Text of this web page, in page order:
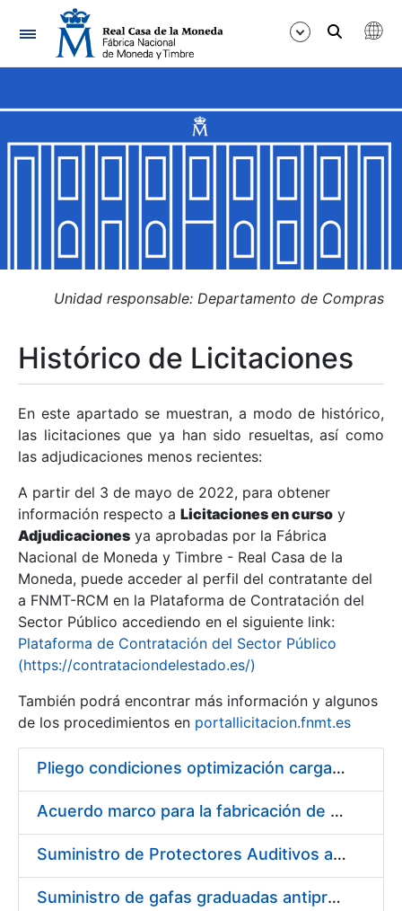
Navegación
Mostrar/Ocultar
Mostrar/Ocultar
Mostrar/Ocultar
Mostrar/Ocultar
Mostrar/Ocultar
Mostrar/Ocultar
Unidad responsable: Departamento de Compras
Histórico de Licitaciones
En este apartado se muestran, a modo de histórico,
las licitaciones que ya han sido resueltas, así como
las adjudicaciones menos recientes:
A partir del 3 de mayo de 2022, para obtener
información respecto a Licitaciones en curso y
Adjudicaciones ya aprobadas por la Fábrica
Nacional de Moneda y Timbre - Real Casa de la
Moneda, puede acceder al perfil del contratante del
a FNMT-RCM en la Plataforma de Contratación del
Sector Público accediendo en el siguiente link:
Plataforma de Contratación del Sector Público
(https://contrataciondelestado.es/)
También podrá encontrar más información y algunos
de los procedimientos en portallicitacion.fnmt.es
Pliego condiciones optimización cargas compras firmado
Acuerdo marco para la fabricación de piezas
Suministro de Protectores Auditivos a medida para las personas trabajadoras de los Centros de Trabajo de Madrid y Burgos
Suministro de gafas graduadas antiproyecciones para los trabajadores de la FNMT-RCM en los centros de trabajo de Madrid y Burgos